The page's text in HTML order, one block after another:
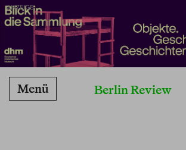
ANZEIGE
Berlin Review
Menü